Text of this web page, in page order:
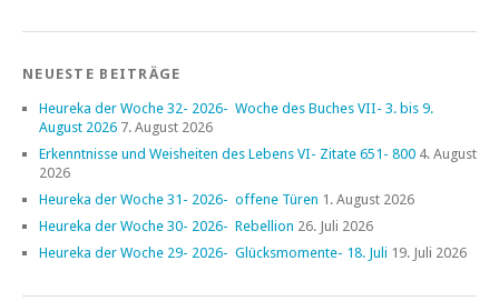
NEUESTE BEITRÄGE
Heureka der Woche 32- 2026- Woche des Buches VII- 3. bis 9.
August 2026 7. August 2026
Erkenntnisse und Weisheiten des Lebens VI- Zitate 651- 800 4. August
2026
Heureka der Woche 31- 2026- offene Türen 1. August 2026
Heureka der Woche 30- 2026- Rebellion 26. Juli 2026
Heureka der Woche 29- 2026- Glücksmomente- 18. Juli 19. Juli 2026